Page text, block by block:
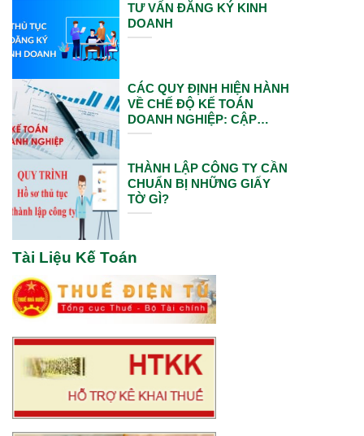
TƯ VẤN ĐĂNG KÝ KINH
DOANH
CÁC QUY ĐỊNH HIỆN HÀNH
VỀ CHẾ ĐỘ KẾ TOÁN
DOANH NGHIỆP: CẬP
NHẬT VÀ ÁP DỤNG MỚI
THÀNH LẬP CÔNG TY CẦN
CHUẨN BỊ NHỮNG GIẤY
TỜ GÌ?
Tài Liệu Kế Toán